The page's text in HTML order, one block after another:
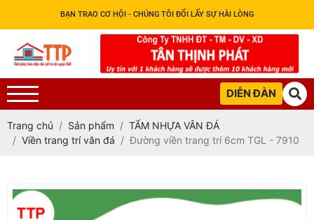
BẠN TRAO CƠ HỘI - CHÚNG TÔI ĐỔI LẤY SỰ HÀI LÒNG
DIỄN ĐÀN
Trang chủ Sản phẩm
TẤM NHỰA VÂN ĐÁ
Viền trang trí vân đá
Đường viền trang trí 6cm TGL - 7910